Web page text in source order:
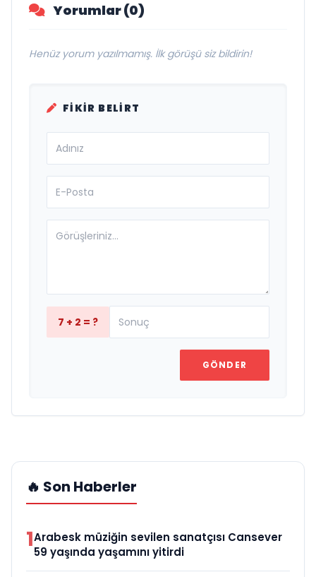
Yorumlar (0)
Henüz yorum yazılmamış. İlk görüşü siz bildirin!
FIKIR BELIRT
7 + 2 = ?
GÖNDER
🔥 Son Haberler
1Arabesk müziğin sevilen sanatçısı Cansever
59 yaşında yaşamını yitirdi